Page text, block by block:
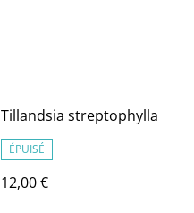
Tillandsia streptophylla
ÉPUISÉ
12,00 €